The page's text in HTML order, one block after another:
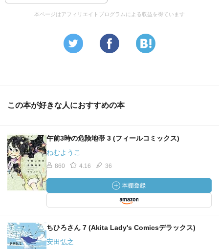
本ページはアフィリエイトプログラムによる収益を得ています
この本が好きな人におすすめの本
午前3時の危険地帯 3 (フィールコミックス)
ねむようこ
860 4.16 36
ちひろさん 7 (Akita Lady's Comicsデラックス)
安田弘之